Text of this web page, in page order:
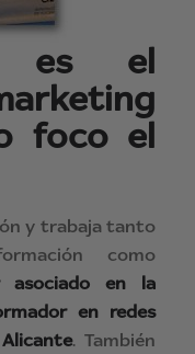
es el
foco el
y trabaja tanto
como
asociado en la
en redes
. También